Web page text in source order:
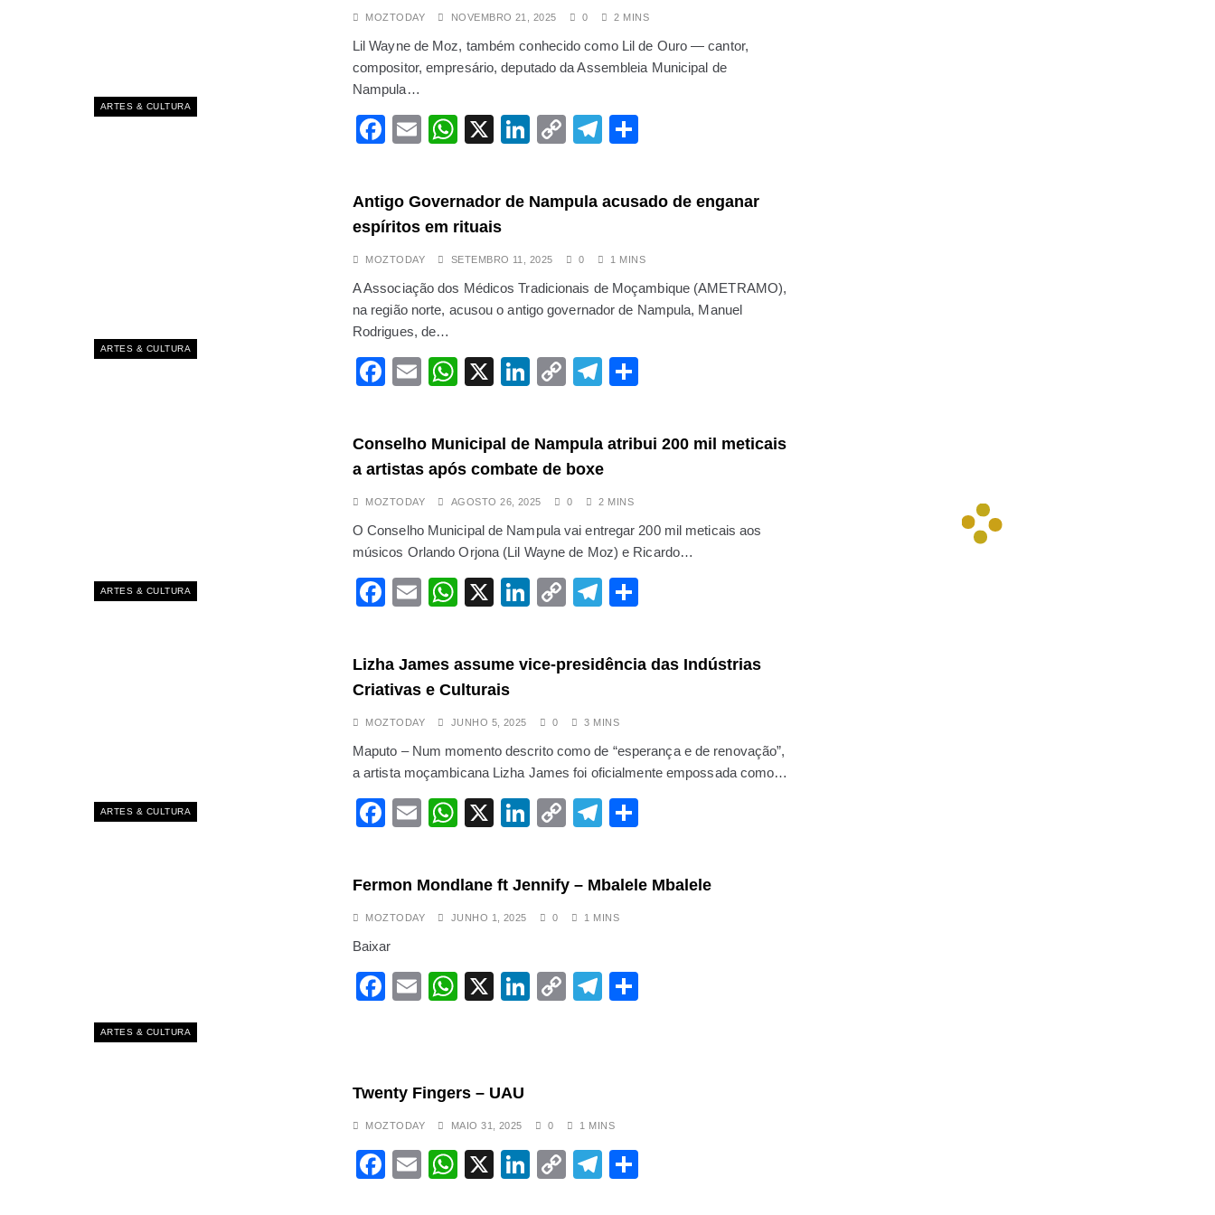
Perseguição? Justiça Instaura Processo Contra Venâncio Mondlane
JUNHO 10, 2025
Jovem gravemente ferido em ataque com ferro no bairro T3 e o agressor está em parte incerta
AGOSTO 21, 2025
ABRIL 30, 2025
PRM apreende mais de 40 quilos de suruma
ARTES & CULTURA
MOZTODAY NOVEMBRO 21, 2025 0 2 MINS
Lil Wayne de Moz, também conhecido como Lil de Ouro — cantor,
compositor, empresário, deputado da Assembleia Municipal de
Nampula…
Facebook
EmailWhatsApp
X LinkedIn
CopyTelegram
ARTES & CULTURA
Antigo Governador de Nampula acusado de enganar
espíritos em rituais
MOZTODAY SETEMBRO 11, 2025 0 1 MINS
A Associação dos Médicos Tradicionais de Moçambique (AMETRAMO),
na região norte, acusou o antigo governador de Nampula, Manuel
Rodrigues, de…
Facebook
EmailWhatsApp
X LinkedIn
CopyTelegram
ARTES & CULTURA
Conselho Municipal de Nampula atribui 200 mil meticais
a artistas após combate de boxe
MOZTODAY AGOSTO 26, 2025 0 2 MINS
O Conselho Municipal de Nampula vai entregar 200 mil meticais aos
músicos Orlando Orjona (Lil Wayne de Moz) e Ricardo…
Facebook
EmailWhatsApp
X LinkedIn
CopyTelegram
ARTES & CULTURA
Lizha James assume vice-presidência das Indústrias
Criativas e Culturais
MOZTODAY JUNHO 5, 2025 0 3 MINS
Maputo – Num momento descrito como de “esperança e de renovação”,
a artista moçambicana Lizha James foi oficialmente empossada como…
Facebook
EmailWhatsApp
X LinkedIn
CopyTelegram
ARTES & CULTURA
Fermon Mondlane ft Jennify – Mbalele Mbalele
MOZTODAY JUNHO 1, 2025 0 1 MINS
Baixar
Facebook
EmailWhatsApp
X LinkedIn
CopyTelegram
Twenty Fingers – UAU
MOZTODAY MAIO 31, 2025 0 1 MINS
Facebook
EmailWhatsApp
X LinkedIn
CopyTelegram